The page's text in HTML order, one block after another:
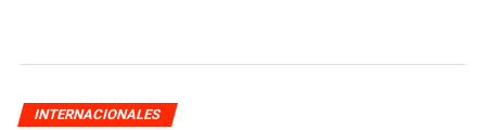
INTERNACIONALES